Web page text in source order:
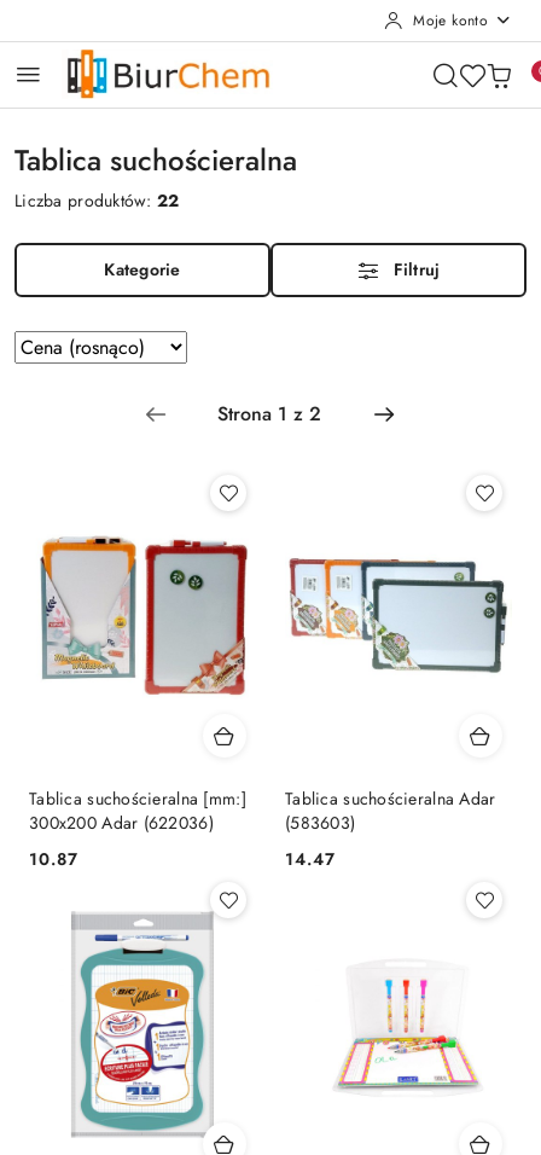
Moje konto
Tablica suchościeralna
Liczba produktów:22
Kategorie Filtruj
Zastosowano
sortowanie:
Sortuj
według
Tablica suchościeralna [mm:]
300x200 Adar (622036)
Cena:
10.87
Tablica suchościeralna Adar
(583603)
Cena:
14.47